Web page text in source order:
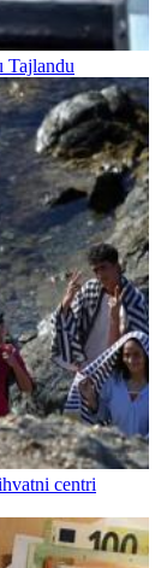
Tajlandu
centri